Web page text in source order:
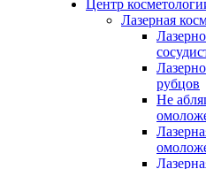
Центр
Лазерная
рубцов
Не